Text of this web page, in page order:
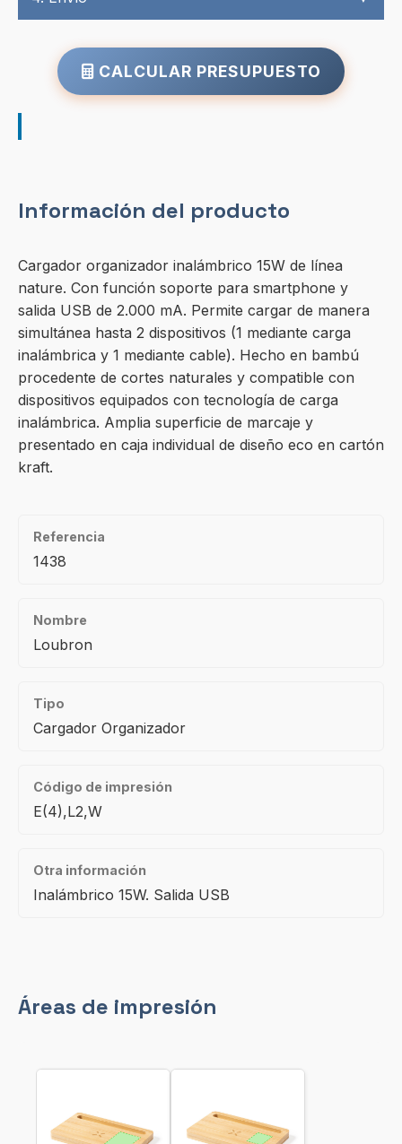
CALCULAR PRESUPUESTO
Información del producto
Cargador organizador inalámbrico 15W de línea
nature. Con función soporte para smartphone y
salida USB de 2.000 mA. Permite cargar de manera
simultánea hasta 2 dispositivos (1 mediante carga
inalámbrica y 1 mediante cable). Hecho en bambú
procedente de cortes naturales y compatible con
dispositivos equipados con tecnología de carga
inalámbrica. Amplia superficie de marcaje y
presentado en caja individual de diseño eco en cartón
kraft.
Referencia
1438
Nombre
Loubron
Tipo
Cargador Organizador
Código de impresión
E(4),L2,W
Otra información
Inalámbrico 15W. Salida USB
Áreas de impresión